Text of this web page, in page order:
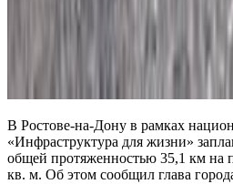
В Ростове-на-Дону в рамках
«Инфраструктура для жизни»
общей протяженностью 35,1 км на
кв. м. Об этом сообщил глава